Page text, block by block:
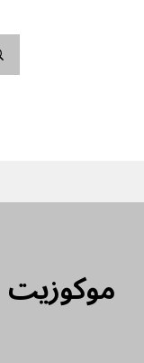
موکوزیت